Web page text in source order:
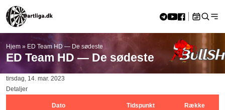
<< aug 2026 >>
M Ti O To F L
S
28
10
11 12 13 14 15
16
17
20 21
23
Hjem » ED Team HD — De sødeste
ED Team HD — De sødeste
tirsdag, 14. mar. 2023
Detaljer
Dato Tidspunkt Række